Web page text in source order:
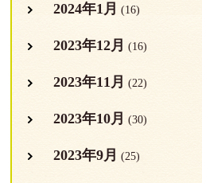
2024年1月 (16)
2023年12月 (16)
2023年11月 (22)
2023年10月 (30)
2023年9月 (25)